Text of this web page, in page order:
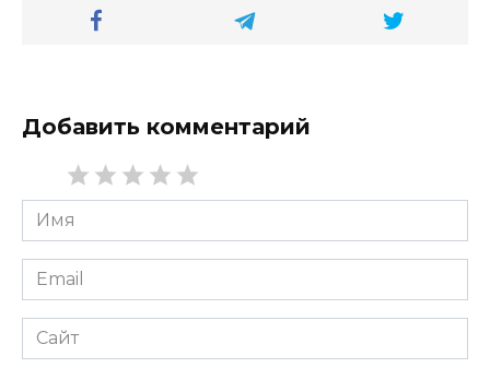
Добавить комментарий
Имя
*
Email
*
Сайт